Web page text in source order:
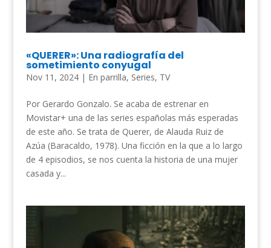
«QUERER»: Una radiografía del
sometimiento conyugal
Nov 11, 2024| En parrilla, Series, TV
Por Gerardo Gonzalo. Se acaba de estrenar en
Movistar+ una de las series españolas más esperadas
de este año. Se trata de Querer, de Alauda Ruiz de
Azúa (Baracaldo, 1978). Una ficción en la que a lo largo
de 4 episodios, se nos cuenta la historia de una mujer
casada y...